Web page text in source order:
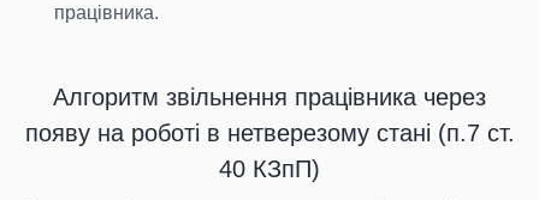
працівника.
Алгоритм звільнення працівника через
появу на роботі в нетверезому стані (п.7 ст.
40 КЗпП)